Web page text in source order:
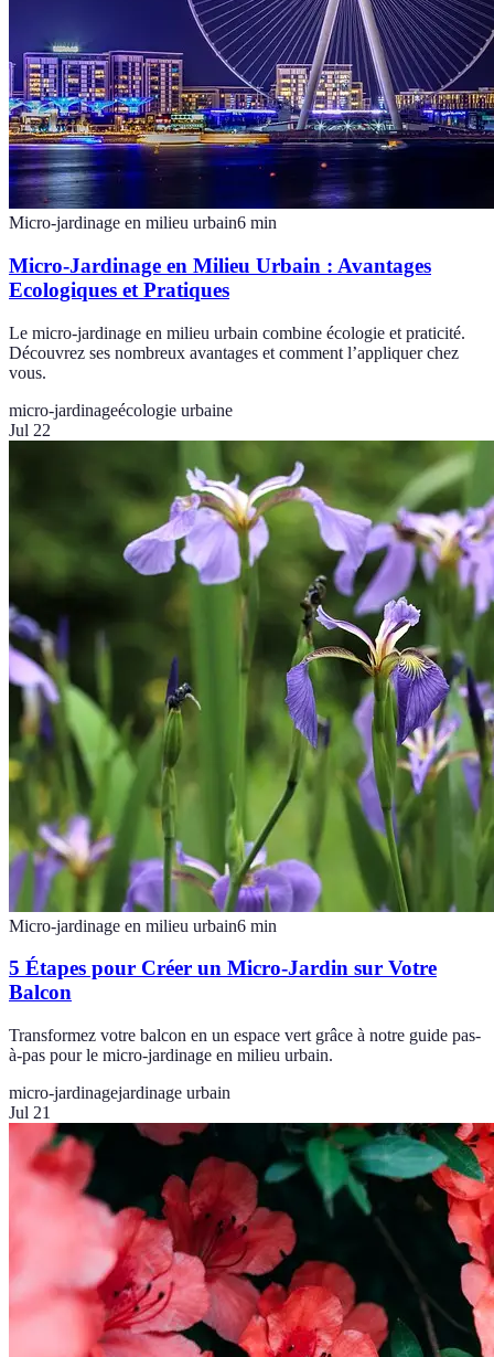
Micro-jardinage en milieu urbain6 min
Micro-Jardinage en Milieu Urbain : Avantages
Ecologiques et Pratiques
Le micro-jardinage en milieu urbain combine écologie et praticité.
Découvrez ses nombreux avantages et comment l’appliquer chez
vous.
micro-jardinageécologie urbaine
Jul 22
Micro-jardinage en milieu urbain6 min
5 Étapes pour Créer un Micro-Jardin sur Votre
Balcon
Transformez votre balcon en un espace vert grâce à notre guide pas-
à-pas pour le micro-jardinage en milieu urbain.
micro-jardinagejardinage urbain
Jul 21